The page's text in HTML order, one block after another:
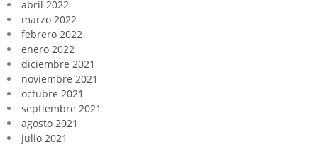
abril 2022
marzo 2022
febrero 2022
enero 2022
diciembre 2021
noviembre 2021
octubre 2021
septiembre 2021
agosto 2021
julio 2021